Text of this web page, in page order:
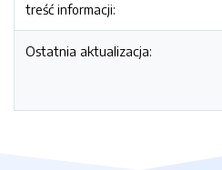
treść informacji:
Ostatnia aktualizacja: